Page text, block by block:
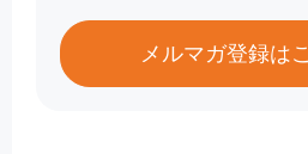
メルマガ登録は